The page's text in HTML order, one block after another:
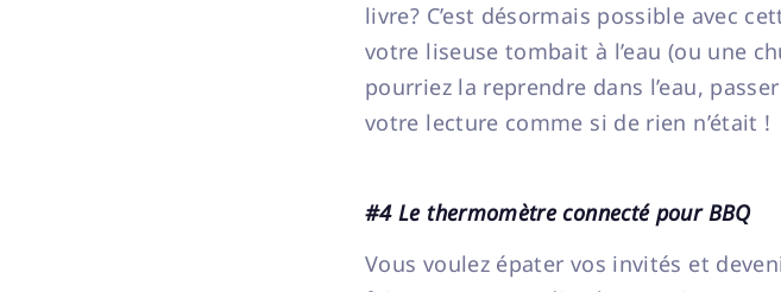
livre? C’est désormais possible avec
votre liseuse tombait à l’eau (ou une
pourriez la reprendre dans l’eau,
votre lecture comme si de rien n’était !
#4 Le thermomètre connecté pour BBQ
Vous voulez épater vos invités et